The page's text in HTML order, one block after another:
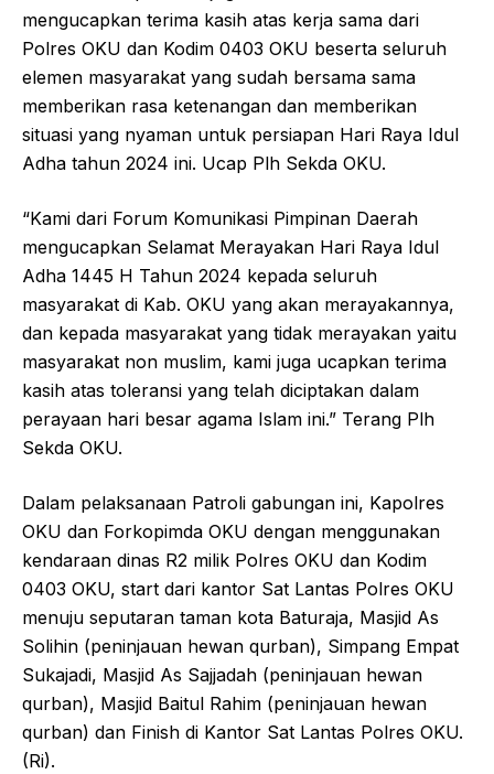
mengucapkan terima kasih atas kerja sama dari
Polres OKU dan Kodim 0403 OKU beserta seluruh
elemen masyarakat yang sudah bersama sama
memberikan rasa ketenangan dan memberikan
situasi yang nyaman untuk persiapan Hari Raya Idul
Adha tahun 2024 ini. Ucap Plh Sekda OKU.
“Kami dari Forum Komunikasi Pimpinan Daerah
mengucapkan Selamat Merayakan Hari Raya Idul
Adha 1445 H Tahun 2024 kepada seluruh
masyarakat di Kab. OKU yang akan merayakannya,
dan kepada masyarakat yang tidak merayakan yaitu
masyarakat non muslim, kami juga ucapkan terima
kasih atas toleransi yang telah diciptakan dalam
perayaan hari besar agama Islam ini.” Terang Plh
Sekda OKU.
Dalam pelaksanaan Patroli gabungan ini, Kapolres
OKU dan Forkopimda OKU dengan menggunakan
kendaraan dinas R2 milik Polres OKU dan Kodim
0403 OKU, start dari kantor Sat Lantas Polres OKU
menuju seputaran taman kota Baturaja, Masjid As
Solihin (peninjauan hewan qurban), Simpang Empat
Sukajadi, Masjid As Sajjadah (peninjauan hewan
qurban), Masjid Baitul Rahim (peninjauan hewan
qurban) dan Finish di Kantor Sat Lantas Polres OKU.
(Ri).